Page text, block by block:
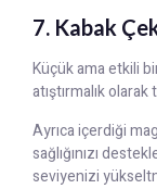
7. Kabak
Küçük ama etkili
atıştırmalık
Ayrıca içerdiği
sağlığınızı
seviyenizi